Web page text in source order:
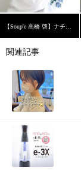
【Soup'e 高橋 啓】ナチュラルボブ×アディクシー
関連記事